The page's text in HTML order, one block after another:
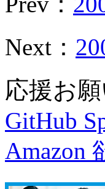
Next：
応援お
GitHub
Amazon